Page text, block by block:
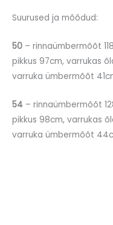
Suurused ja mõõdud:
50 – rinnaümbermõõt
pikkus 97cm, varrukas
varruka ümbermõõt
54 – rinnaümbermõõt
pikkus 98cm, varrukas
varruka ümbermõõt